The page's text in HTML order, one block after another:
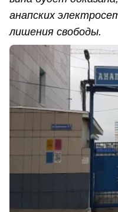
анапских
лишения свободы.